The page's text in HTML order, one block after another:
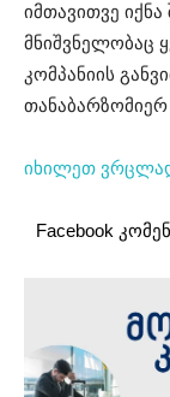
იმთავითვე
მნიშვნელობაც
კომპანიის
იხილეთ
Facebook